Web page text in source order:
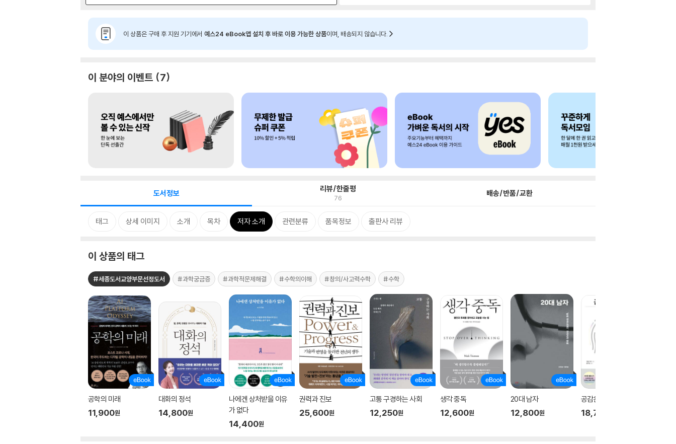
이 상품은 구매 후 지원 기기에서 예스24 eBook앱 설치 후 바로 이용 가능한 상품이며, 배송되지 않습니다.
이 분야의 이벤트 7
도서정보 리뷰/한줄평
76 배송/반품/교환
태그 상세 이미지 소개 목차 저자 소개 관련분류 품목정보 출판사 리뷰
이 상품의 태그
#세종도서교양부문선정도서 #과학궁금증 #과학적문제해결 #수학의이해 #창의/사고력수학 #수학
공학의 미래
11,900원
대화의 정석
14,800원
나에겐 상처받을 이유
가 없다
14,400원
권력과 진보
25,600원
고통 구경하는 사회
12,250원
생각 중독
12,600원
20대 남자
12,800원
공감은 지능이다
18,700